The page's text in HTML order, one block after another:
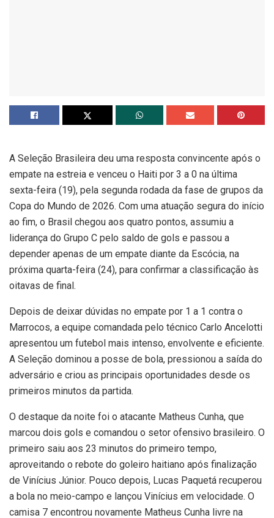
A Seleção Brasileira deu uma resposta convincente após o
empate na estreia e venceu o Haiti por 3 a 0 na última
sexta-feira (19), pela segunda rodada da fase de grupos da
Copa do Mundo de 2026. Com uma atuação segura do início
ao fim, o Brasil chegou aos quatro pontos, assumiu a
liderança do Grupo C pelo saldo de gols e passou a
depender apenas de um empate diante da Escócia, na
próxima quarta-feira (24), para confirmar a classificação às
oitavas de final.
Depois de deixar dúvidas no empate por 1 a 1 contra o
Marrocos, a equipe comandada pelo técnico Carlo Ancelotti
apresentou um futebol mais intenso, envolvente e eficiente.
A Seleção dominou a posse de bola, pressionou a saída do
adversário e criou as principais oportunidades desde os
primeiros minutos da partida.
O destaque da noite foi o atacante Matheus Cunha, que
marcou dois gols e comandou o setor ofensivo brasileiro. O
primeiro saiu aos 23 minutos do primeiro tempo,
aproveitando o rebote do goleiro haitiano após finalização
de Vinícius Júnior. Pouco depois, Lucas Paquetá recuperou
a bola no meio-campo e lançou Vinícius em velocidade. O
camisa 7 encontrou novamente Matheus Cunha livre na